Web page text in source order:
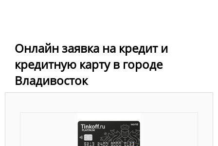
Онлайн заявка на кредит и
кредитную карту в городе
Владивосток